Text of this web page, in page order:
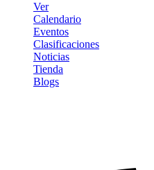
Ver
Calendario
Eventos
Clasificaciones
Noticias
Tienda
Blogs